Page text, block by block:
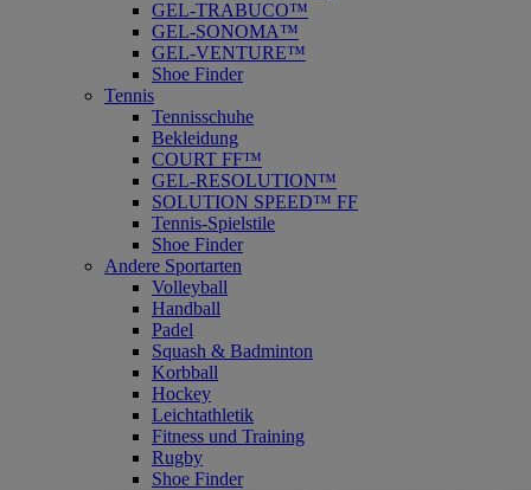
GEL-TRABUCO™
GEL-SONOMA™
GEL-VENTURE™
Shoe Finder
Tennis
Tennisschuhe
Bekleidung
COURT FF™
GEL-RESOLUTION™
SOLUTION SPEED™ FF
Tennis-Spielstile
Shoe Finder
Andere Sportarten
Volleyball
Handball
Padel
Squash & Badminton
Korbball
Hockey
Leichtathletik
Fitness und Training
Rugby
Shoe Finder